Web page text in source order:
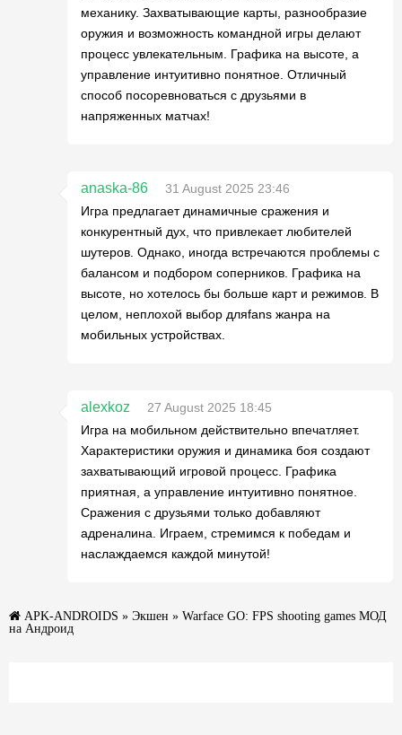
механику. Захватывающие карты, разнообразие
оружия и возможность командной игры делают
процесс увлекательным. Графика на высоте, а
управление интуитивно понятное. Отличный
способ посоревноваться с друзьями в
напряженных матчах!
anaska-86
31 August 2025 23:46
Игра предлагает динамичные сражения и
конкурентный дух, что привлекает любителей
шутеров. Однако, иногда встречаются проблемы с
балансом и подбором соперников. Графика на
высоте, но хотелось бы больше карт и режимов. В
целом, неплохой выбор дляfans жанра на
мобильных устройствах.
alexkoz
27 August 2025 18:45
Игра на мобильном действительно впечатляет.
Характеристики оружия и динамика боя создают
захватывающий игровой процесс. Графика
приятная, а управление интуитивно понятное.
Сражения с друзьями только добавляют
адреналина. Играем, стремимся к победам и
наслаждаемся каждой минутой!
APK-ANDROIDS » Экшен » Warface GO: FPS shooting games МОД
на Андроид